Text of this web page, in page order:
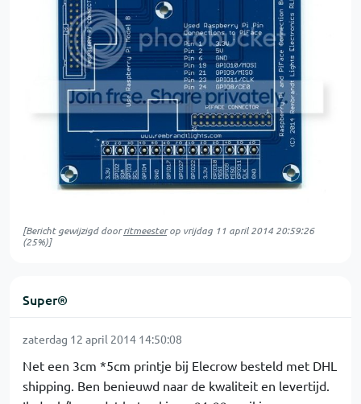
[Bericht gewijzigd doorritmeesterop vrijdag 11 april 2014 20:59:26
(25%)]
Super®
zaterdag 12 april 2014 14:50:08
Net een 3cm *5cm printje bij Elecrow besteld met DHL
shipping. Ben benieuwd naar de kwaliteit en levertijd.